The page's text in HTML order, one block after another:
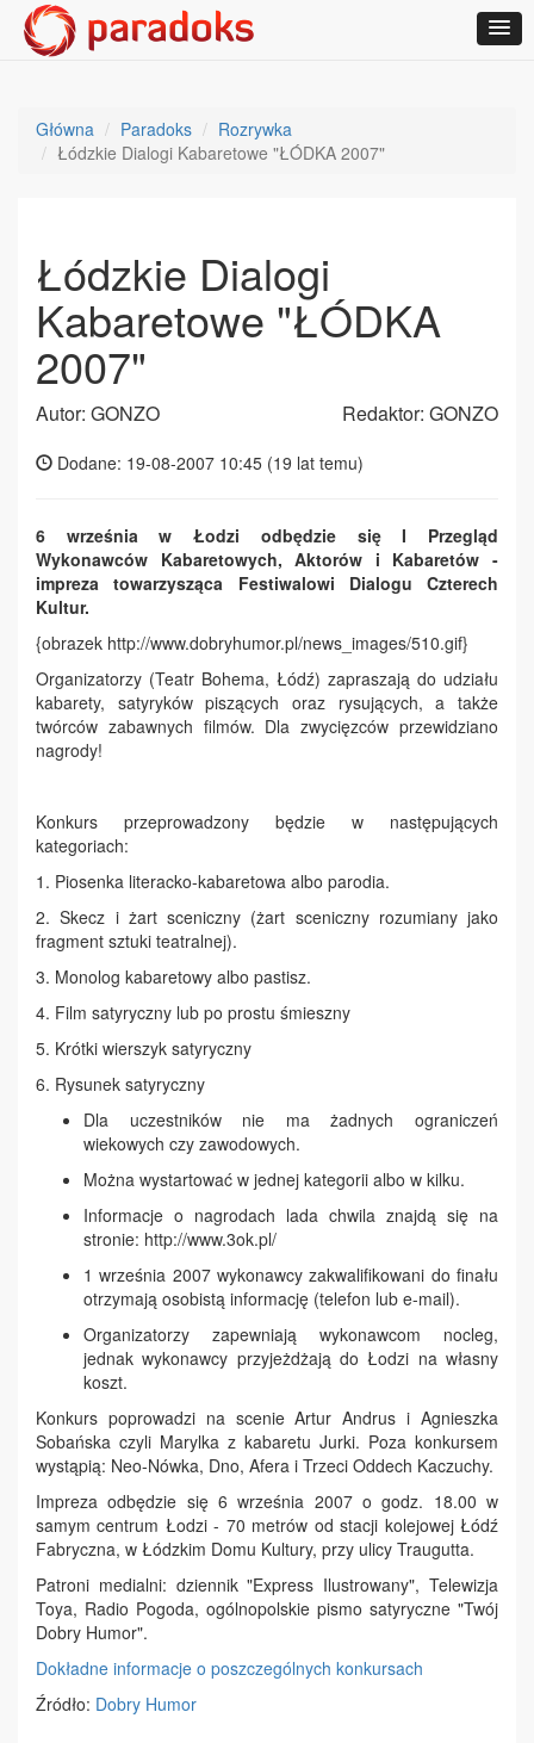
Główna Paradoks
Rozrywka
Łódzkie Dialogi Kabaretowe "ŁÓDKA 2007"
Łódzkie Dialogi
Kabaretowe "ŁÓDKA
2007"
Autor: GONZO Redaktor: GONZO
Dodane: 19-08-2007 10:45 (19 lat temu)
6 września w Łodzi odbędzie się I Przegląd
Wykonawców Kabaretowych, Aktorów i Kabaretów -
impreza towarzysząca Festiwalowi Dialogu Czterech
Kultur.
{obrazek http://www.dobryhumor.pl/news_images/510.gif}
Organizatorzy (Teatr Bohema, Łódź) zapraszają do udziału
kabarety, satyryków piszących oraz rysujących, a także
twórców zabawnych filmów. Dla zwycięzców przewidziano
nagrody!
Konkurs przeprowadzony będzie w następujących
kategoriach:
1. Piosenka literacko-kabaretowa albo parodia.
2. Skecz i żart sceniczny (żart sceniczny rozumiany jako
fragment sztuki teatralnej).
3. Monolog kabaretowy albo pastisz.
4. Film satyryczny lub po prostu śmieszny
5. Krótki wierszyk satyryczny
6. Rysunek satyryczny
Dla uczestników nie ma żadnych ograniczeń
wiekowych czy zawodowych.
Można wystartować w jednej kategorii albo w kilku.
Informacje o nagrodach lada chwila znajdą się na
stronie: http://www.3ok.pl/
1 września 2007 wykonawcy zakwalifikowani do finału
otrzymają osobistą informację (telefon lub e-mail).
Organizatorzy zapewniają wykonawcom nocleg,
jednak wykonawcy przyjeżdżają do Łodzi na własny
koszt.
Konkurs poprowadzi na scenie Artur Andrus i Agnieszka
Sobańska czyli Marylka z kabaretu Jurki. Poza konkursem
wystąpią: Neo-Nówka, Dno, Afera i Trzeci Oddech Kaczuchy.
Impreza odbędzie się 6 września 2007 o godz. 18.00 w
samym centrum Łodzi - 70 metrów od stacji kolejowej Łódź
Fabryczna, w Łódzkim Domu Kultury, przy ulicy Traugutta.
Patroni medialni: dziennik "Express Ilustrowany", Telewizja
Toya, Radio Pogoda, ogólnopolskie pismo satyryczne "Twój
Dobry Humor".
Dokładne informacje o poszczególnych konkursach
Źródło: Dobry Humor